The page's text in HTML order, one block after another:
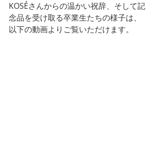
KOSÉさんからの温かい祝辞、そして記
念品を受け取る卒業生たちの様子は、
以下の動画よりご覧いただけます。